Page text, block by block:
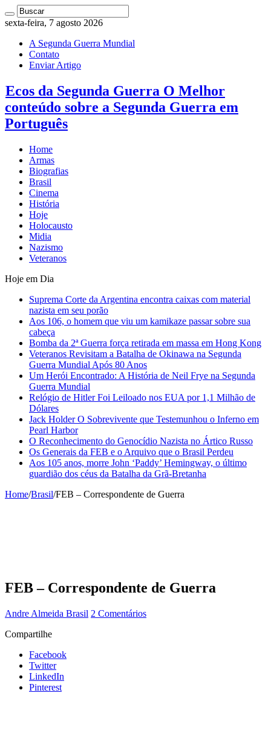
sexta-feira, 7 agosto 2026
A Segunda Guerra Mundial
Contato
Enviar Artigo
Ecos da Segunda Guerra O Melhor
conteúdo sobre a Segunda Guerra em
Português
Home
Armas
Biografias
Brasil
Cinema
História
Hoje
Holocausto
Midia
Nazismo
Veteranos
Hoje em Dia
Suprema Corte da Argentina encontra caixas com material
nazista em seu porão
Aos 106, o homem que viu um kamikaze passar sobre sua
cabeça
Bomba da 2ª Guerra força retirada em massa em Hong Kong
Veteranos Revisitam a Batalha de Okinawa na Segunda
Guerra Mundial Após 80 Anos
Um Herói Encontrado: A História de Neil Frye na Segunda
Guerra Mundial
Relógio de Hitler Foi Leiloado nos EUA por 1,1 Milhão de
Dólares
Jack Holder O Sobrevivente que Testemunhou o Inferno em
Pearl Harbor
O Reconhecimento do Genocídio Nazista no Ártico Russo
Os Generais da FEB e o Arquivo que o Brasil Perdeu
Aos 105 anos, morre John ‘Paddy’ Hemingway, o último
guardião dos céus da Batalha da Grã-Bretanha
Home/Brasil/FEB – Correspondente de Guerra
FEB – Correspondente de Guerra
Andre Almeida Brasil 2 Comentários
Compartilhe
Facebook
Twitter
LinkedIn
Pinterest